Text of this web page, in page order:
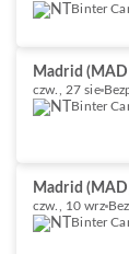
Binter
Madrid
czw., 27 sie
Binter
Madrid
czw., 10 wrz
Binter